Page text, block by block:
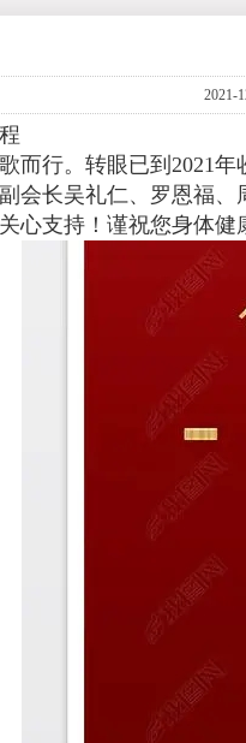
2021-
而行。转眼已到2021
会长吴礼仁、罗恩福
心支持！谨祝您身体健